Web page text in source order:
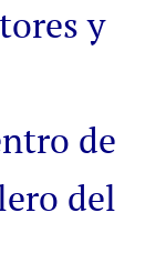
y
de
del